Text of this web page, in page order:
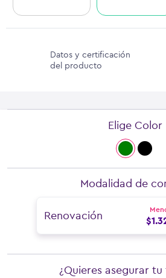
Datos y certificación
del producto
Elige Color
Modalidad de
Renovación $
¿Quieres asegurar